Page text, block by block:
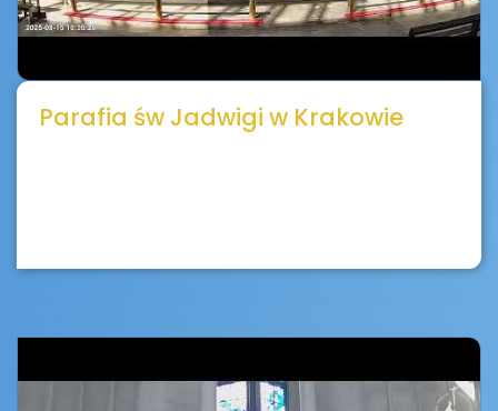
Parafia św Jadwigi w Krakowie